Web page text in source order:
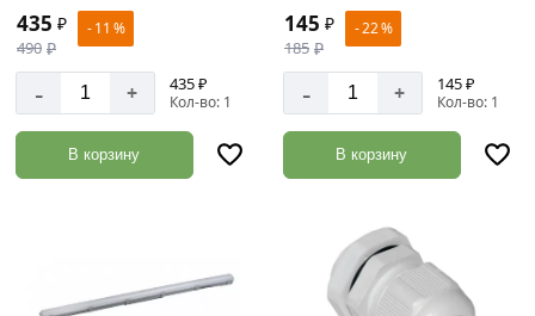
Стеновые
панели
Товаров
акции:
1
435 ₽
490 ₽
- 11 %
- + 435 ₽
Кол-во: 1
В корзину
145 ₽
185 ₽
- 22 %
- + 145 ₽
Кол-во: 1
В корзину